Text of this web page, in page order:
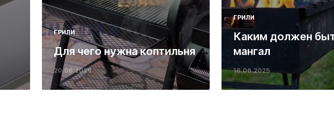
ГРИЛИ
Для чего нужна коптильня
20.06.2025
ГРИЛИ
Каким должен
мангал
16.06.2025